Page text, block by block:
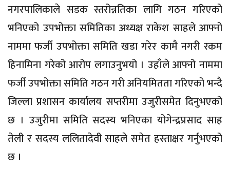
नगरपालिकाले सडक स्तरोन्नतिका लागि गठन गरिएको
भनिएको उपभोक्ता समितिका अध्यक्ष राकेश साहले आफ्नो
नाममा फर्जी उपभोक्ता समिति खडा गरेर कामै नगरी रकम
हिनामिना गरेको आरोप लगाउनुभयो । उहाँले आफ्नो नाममा
फर्जी उपभोक्ता समिति गठन गरी अनियमितता गरिएको भन्दै
जिल्ला प्रशासन कार्यालय सप्तरीमा उजुरीसमेत दिनुभएको
छ । उजुरीमा समिति सदस्य भनिएका योगेन्द्रप्रसाद साह
तेली र सदस्य ललितादेवी साहले समेत हस्ताक्षर गर्नुभएको
छ ।